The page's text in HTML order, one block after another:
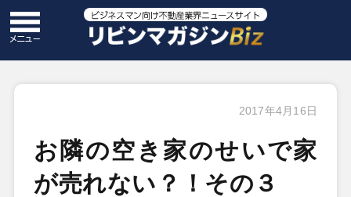
2017年4月16日
お隣の空き家のせいで家
が売れない？！その３